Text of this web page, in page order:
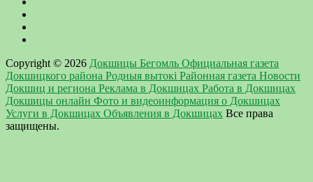
Copyright © 2026 Докшицы Бегомль Официальная газета
Докшицкого района Родныя вытокi Районная газета Новости
Докшиц и региона Реклама в Докшицах Работа в Докшицах
Докшицы онлайн Фото и видеоинформация о Докшицах
Услуги в Докшицах Объявления в Докшицах Все права
защищены.